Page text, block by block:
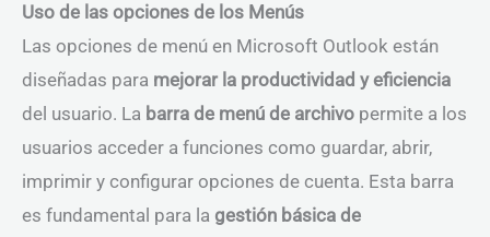
Uso de las opciones de los Menús
Las opciones de menú en Microsoft Outlook están
diseñadas para mejorar la productividad y eficiencia
del usuario. La barra de menú de archivo permite a los
usuarios acceder a funciones como guardar, abrir,
imprimir y configurar opciones de cuenta. Esta barra
es fundamental para la gestión básica de